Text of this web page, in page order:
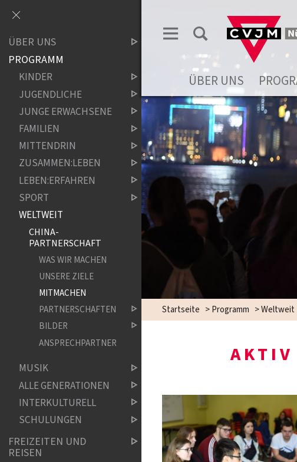
ÜBER UNS
Startseite >Programm >Weltweit
ÜBER UNS
PROGRAMM
KINDER
JUGENDLICHE
JUNGE ERWACHSENE
FAMILIEN
MITTENDRIN
ZUSAMMEN:LEBEN
LEBEN:ERFAHREN
SPORT
WELTWEIT
CHINA-
PARTNERSCHAFT
WAS WIR MACHEN
UNSERE ZIELE
MITMACHEN
PARTNERSCHAFTEN
BILDER
ANSPRECHPARTNER
MUSIK
ALLE GENERATIONEN
INTERKULTURELL
SCHULUNGEN
FREIZEITEN UND
REISEN